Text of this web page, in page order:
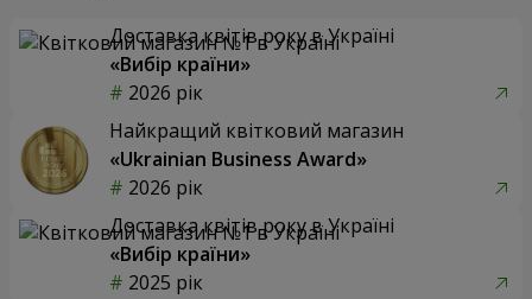
Доставка квітів року в Україні
«Вибір країни»
2026 рік
Найкращий квітковий магазин
«Ukrainian Business Award»
2026 рік
Доставка квітів року в Україні
«Вибір країни»
2025 рік